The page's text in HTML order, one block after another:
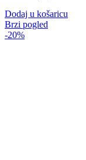
Dodaj u košaricu
Brzi pogled
-20%